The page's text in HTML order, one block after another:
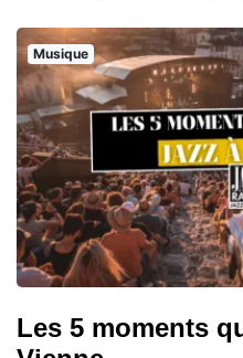
Musique
Les 5 moments